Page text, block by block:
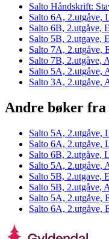
Salto Håndskrift:
Salto 6A, 2.utgåve,
Salto 6B, 2.utgåve,
Salto 5B, 2.utgave,
Salto 7A, 2.utgåve,
Salto 7B, 2.utgåve,
Salto 5A, 2.utgåve,
Salto 3A, 2.utgåve,
Andre bøker
Salto 5A, 2.utgåve,
Salto 6A, 2.utgåve,
Salto 6B, 2.utgåve,
Salto 5A, 2.utgåve,
Salto 5B, 2.utgave,
Salto 5B, 2.utgåve,
Salto 5A, 2.utgåve,
Salto 6A, 2.utgåve,